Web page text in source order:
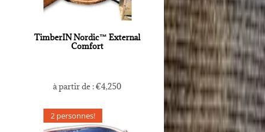
TimberIN Nordic™ External
Comfort
à partir de :€4,250
2 personnes!